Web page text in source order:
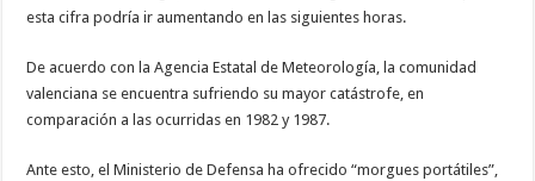
esta cifra podría ir aumentando en las siguientes horas.
De acuerdo con la Agencia Estatal de Meteorología, la comunidad
valenciana se encuentra sufriendo su mayor catástrofe, en
comparación a las ocurridas en 1982 y 1987.
Ante esto, el Ministerio de Defensa ha ofrecido “morgues portátiles”,